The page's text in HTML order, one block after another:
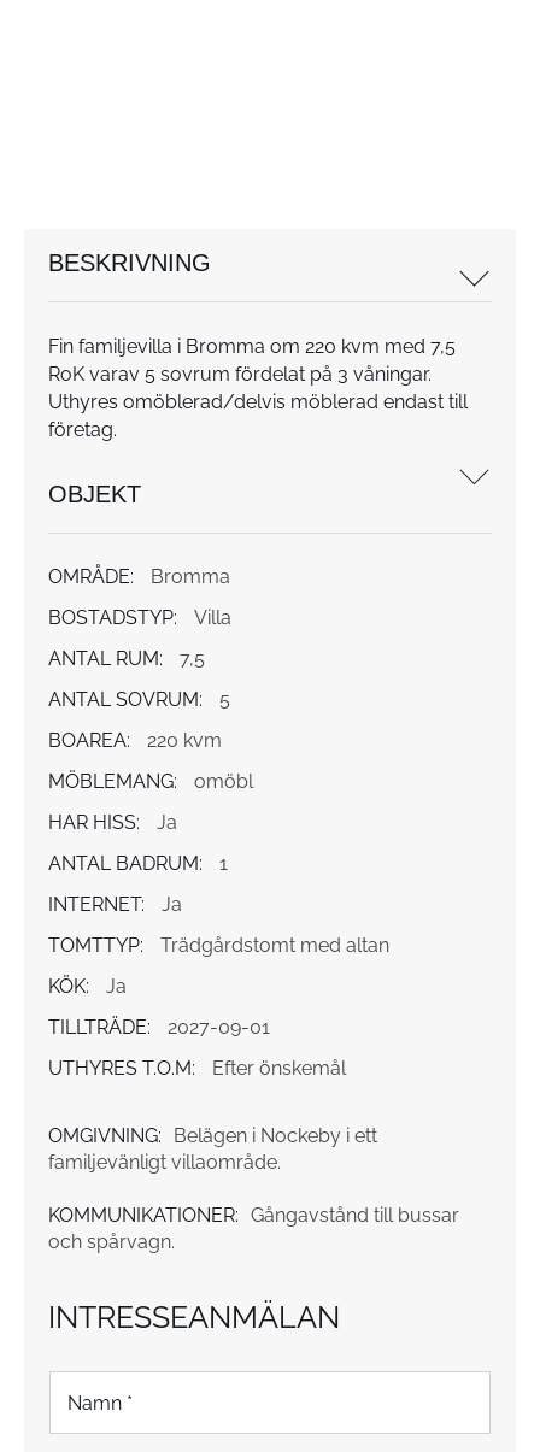
BESKRIVNING
Fin familjevilla i Bromma om 220 kvm med 7,5
RoK varav 5 sovrum fördelat på 3 våningar.
Uthyres omöblerad/delvis möblerad endast till
företag.
OBJEKT
OMRÅDE:
Bromma
BOSTADSTYP:
Villa
ANTAL RUM:
7,5
ANTAL SOVRUM:
5
BOAREA:
220 kvm
MÖBLEMANG:
omöbl
HAR HISS:
Ja
ANTAL BADRUM:
1
INTERNET:
Ja
TOMTTYP:
Trädgårdstomt med altan
KÖK:
Ja
TILLTRÄDE:
2027-09-01
UTHYRES T.O.M:
Efter önskemål
OMGIVNING:
Belägen i Nockeby i ett
familjevänligt villaområde.
KOMMUNIKATIONER: Gångavstånd till bussar
och spårvagn.
INTRESSEANMÄLAN
m